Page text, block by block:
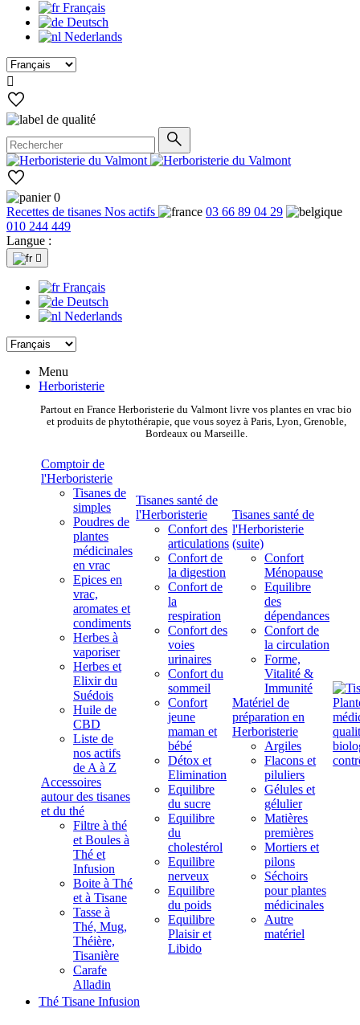
Français
Deutsch
Nederlands

0
Recettes de tisanes Nos actifs
03 66 89 04 29
010 244 449
Langue :

Français
Deutsch
Nederlands
Menu
Herboristerie
Partout en France Herboristerie du Valmont livre vos plantes en vrac bio
et produits de phytothérapie, que vous soyez à Paris, Lyon, Grenoble,
Bordeaux ou Marseille.
Comptoir de
l'Herboristerie
Tisanes de
simples
Poudres de
plantes
médicinales
en vrac
Epices en
vrac,
aromates et
condiments
Herbes à
vaporiser
Herbes et
Elixir du
Suédois
Huile de
CBD
Liste de
nos actifs
de A à Z
Accessoires
autour des tisanes
et du thé
Filtre à thé
et Boules à
Thé et
Infusion
Boite à Thé
et à Tisane
Tasse à
Thé, Mug,
Théière,
Tisanière
Carafe
Alladin
Tisanes santé de
l'Herboristerie
Confort des
articulations
Confort de
la digestion
Confort de
la
respiration
Confort des
voies
urinaires
Confort du
sommeil
Confort
jeune
maman et
bébé
Détox et
Elimination
Equilibre
du sucre
Equilibre
du
cholestérol
Equilibre
nerveux
Equilibre
du poids
Equilibre
Plaisir et
Libido
Tisanes santé de
l'Herboristerie
(suite)
Confort
Ménopause
Equilibre
des
dépendances
Confort de
la circulation
Forme,
Vitalité &
Immunité
Matériel de
préparation en
Herboristerie
Argiles
Flacons et
piluliers
Gélules et
gélulier
Matières
premières
Mortiers et
pilons
Séchoirs
pour plantes
médicinales
Autre
matériel
Thé Tisane Infusion